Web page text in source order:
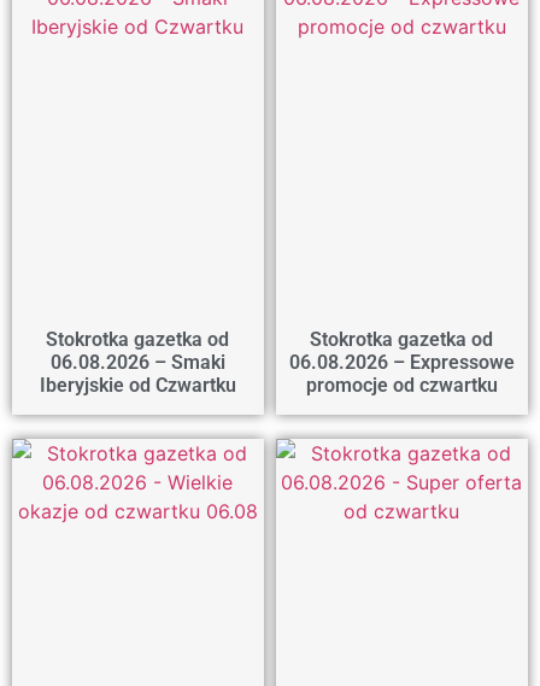
Stokrotka gazetka od
06.08.2026 – Smaki
Iberyjskie od Czwartku
Stokrotka gazetka od
06.08.2026 – Expressowe
promocje od czwartku